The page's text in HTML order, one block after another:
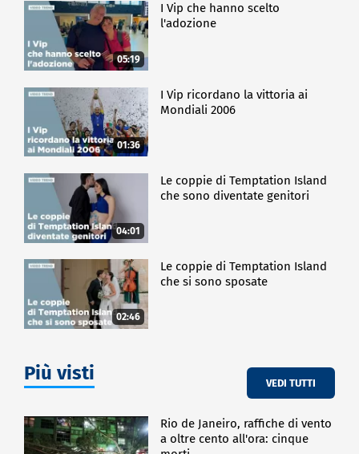
05:19
I Vip che hanno scelto
l'adozione
01:36
I Vip ricordano la vittoria ai
Mondiali 2006
04:01
Le coppie di Temptation Island
che sono diventate genitori
02:46
Le coppie di Temptation Island
che si sono sposate
Più visti VEDI TUTTI
Rio de Janeiro, raffiche di vento
a oltre cento all'ora: cinque